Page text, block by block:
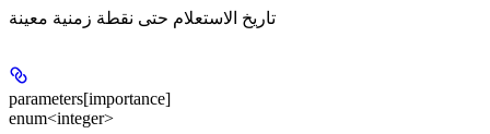
تاريخ الاستعلام حتى نقطة زمنية معينة
parameters[importance]
enum<integer>